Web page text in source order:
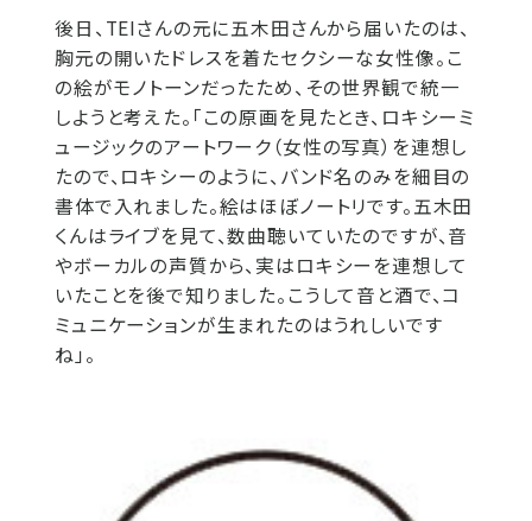
後日、TEIさんの元に五木田さんから届いたのは、
胸元の開いたドレスを着たセクシーな女性像。こ
の絵がモノトーンだったため、その世界観で統一
しようと考えた。「この原画を見たとき、ロキシーミ
ュージックのアートワーク（女性の写真）を連想し
たので、ロキシーのように、バンド名のみを細目の
書体で入れました。絵はほぼノートリです。五木田
くんはライブを見て、数曲聴いていたのですが、音
やボーカルの声質から、実はロキシーを連想して
いたことを後で知りました。こうして音と酒で、コ
ミュニケーションが生まれたのはうれしいです
ね」。